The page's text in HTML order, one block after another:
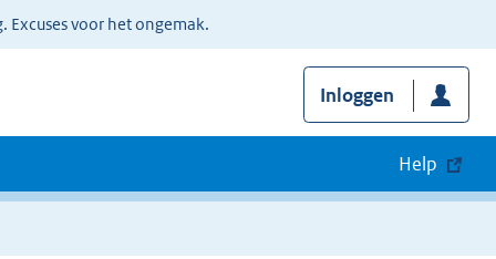
voor het ongemak.
Inloggen
Help